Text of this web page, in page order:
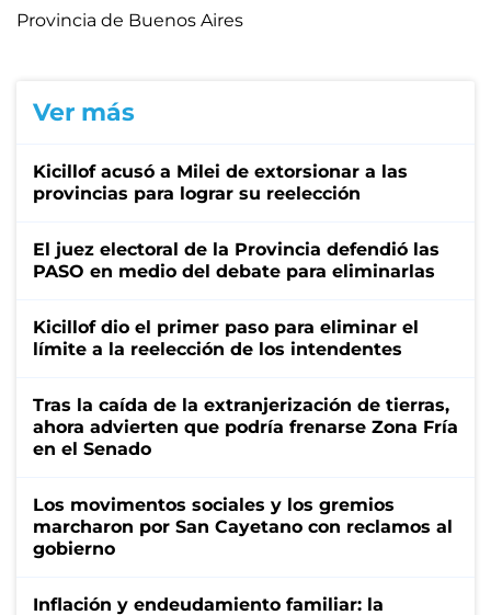
Provincia de Buenos Aires
Ver más
Kicillof acusó a Milei de extorsionar a las
provincias para lograr su reelección
El juez electoral de la Provincia defendió las
PASO en medio del debate para eliminarlas
Kicillof dio el primer paso para eliminar el
límite a la reelección de los intendentes
Tras la caída de la extranjerización de tierras,
ahora advierten que podría frenarse Zona Fría
en el Senado
Los movimentos sociales y los gremios
marcharon por San Cayetano con reclamos al
gobierno
Inflación y endeudamiento familiar: la